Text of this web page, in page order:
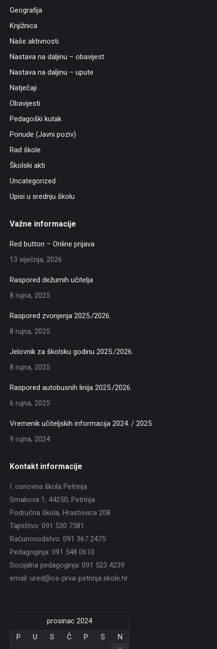
Geografija
Knjižnica
Naše aktivnosti
Nastava na daljinu – obavijest
Nastava na daljinu – upute
Natječaji
Obavijesti
Pedagoški kutak
Ponude (Javni poziv)
Rad škole
Školski akti
Uncategorized
Upisi u srednju školu
Važne informacije
Red button – Online prijava
13 siječnja, 2026
Raspored dežurnih učitelja
8 rujna, 2025
Raspored zvonjenja 2025./2026.
8 rujna, 2025
Jelovnik za školsku godinu 2025./2026.
8 rujna, 2025
Raspored autobusnih linija 2025./2026.
6 rujna, 2025
Vremenik učiteljskih informacija 2024. / 2025.
9 rujna, 2024
Kontakt informacije
I. osnovna škola Petrinja
Srnakova 1, 44250, Petrinja
Područna škola, Hrastovica 208
Tajništvo: 091 530 7581
Računovodstvo: 091 367 2475
Pedagoginja: 091 548 0610
Socijalna pedagoginja: 091 523 4239
email: ured@os-prva-petrinja.skole.hr
prosinac 2024
P
U S Č P S
N